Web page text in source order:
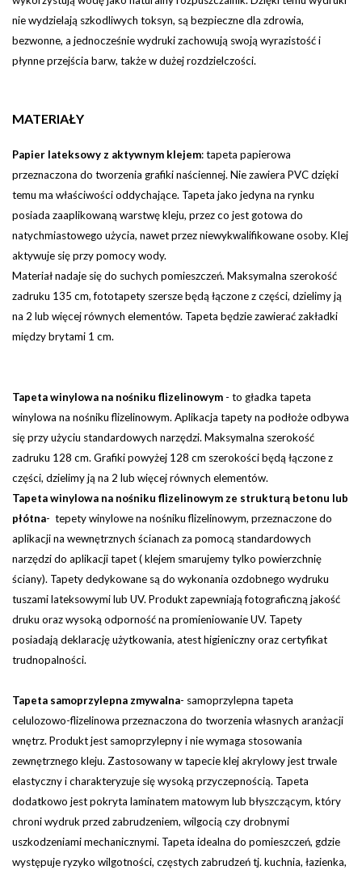
nie wydzielają szkodliwych toksyn, są bezpieczne dla zdrowia,
bezwonne, a jednocześnie wydruki zachowują swoją wyrazistość i
płynne przejścia barw, także w dużej rozdzielczości.
MATERIAŁY
Papier lateksowy z aktywnym klejem:tapeta papierowa
przeznaczona do tworzenia grafiki naściennej. Nie zawiera PVC dzięki
temu ma właściwości oddychające. Tapeta jako jedyna na rynku
posiada zaaplikowaną warstwę kleju, przez co jest gotowa do
natychmiastowego użycia, nawet przez niewykwalifikowane osoby. Klej
aktywuje się przy pomocy wody.
Materiał nadaje się do suchych pomieszczeń. Maksymalna szerokość
zadruku 135 cm, fototapety szersze będą łączone z części, dzielimy ją
na 2 lub więcej równych elementów. Tapeta będzie zawierać zakładki
między brytami 1 cm.
Tapeta winylowa na nośniku flizelinowym - to gładka tapeta
winylowa na nośniku flizelinowym. Aplikacja tapety na podłoże odbywa
się przy użyciu standardowych narzędzi.Maksymalna szerokość
zadruku 128 cm. Grafiki powyżej 128 cm szerokości będą łączone z
części, dzielimy ją na 2 lub więcej równych elementów.
Tapeta winylowa na nośniku flizelinowym ze strukturą betonu lub
płótna- tepety winylowe na nośniku flizelinowym, przeznaczone do
aplikacji na wewnętrznych ścianach za pomocą standardowych
narzędzi do aplikacji tapet ( klejem smarujemy tylko powierzchnię
ściany). Tapety dedykowane są do wykonania ozdobnego wydruku
tuszami lateksowymi lub UV. Produkt zapewniają fotograficzną jakość
druku oraz wysoką odporność na promieniowanie UV. Tapety
posiadają deklarację użytkowania, atest higieniczny oraz certyfikat
trudnopalności.
Tapeta samoprzylepna zmywalna- samoprzylepna tapeta
celulozowo-flizelinowa przeznaczona do tworzenia własnych aranżacji
wnętrz. Produkt jest samoprzylepny i nie wymaga stosowania
zewnętrznego kleju. Zastosowany w tapecie klej akrylowy jest trwale
elastyczny i charakteryzuje się wysoką przyczepnością. Tapeta
dodatkowo jest pokryta laminatem matowym lub błyszczącym, który
chroni wydruk przed zabrudzeniem, wilgocią czy drobnymi
uszkodzeniami mechanicznymi. Tapeta idealna do pomieszczeń, gdzie
występuje ryzyko wilgotności, częstych zabrudzeń tj. kuchnia, łazienka,